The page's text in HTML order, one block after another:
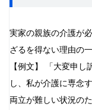
実家の親族の介護が
ざるを得ない理由の一
【例文】 「大変申
し、私が介護に専念
両立が難しい状況の